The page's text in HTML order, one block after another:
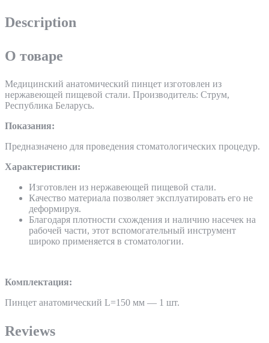
Description
О товаре
Медицинский анатомический пинцет изготовлен из
нержавеющей пищевой стали. Производитель: Струм,
Республика Беларусь.
Показания:
Предназначено для проведения стоматологических процедур.
Характеристики:
Изготовлен из нержавеющей пищевой стали.
Качество материала позволяет эксплуатировать его не
деформируя.
Благодаря плотности схождения и наличию насечек на
рабочей части, этот вспомогательный инструмент
широко применяется в стоматологии.
Комплектация:
Пинцет анатомический L=150 мм — 1 шт.
Reviews